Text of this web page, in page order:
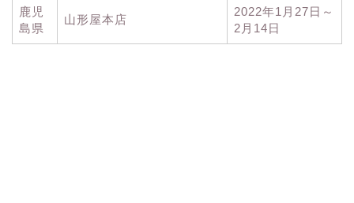
鹿児
島県
山形屋本店
2022年1月27日～
2月14日